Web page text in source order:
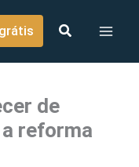
de
reforma